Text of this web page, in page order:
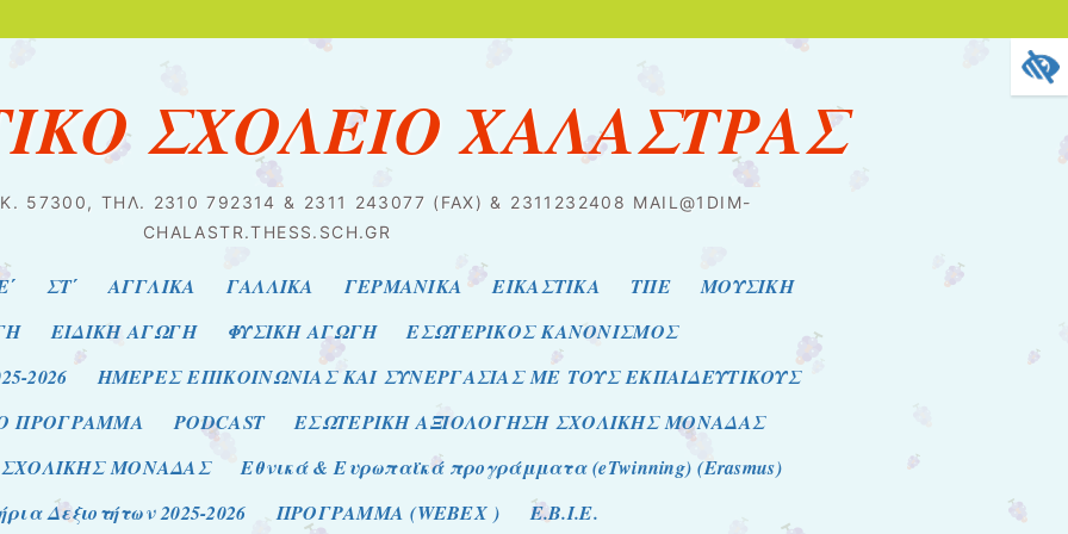
ΣΧΟΛΕΙΟ ΧΑΛΑΣΤΡΑΣ
57300, ΤΗΛ. 2310 792314 & 2311 243077 (FAX) & 2311232408 MAIL@1DIM-
CHALASTR.THESS.SCH.GR
ΣΤ΄ ΑΓΓΛΙΚΑ ΓΑΛΛΙΚΑ ΓΕΡΜΑΝΙΚΑ ΕΙΚΑΣΤΙΚΑ ΤΠΕ
ΜΟΥΣΙΚΗ
ΕΙΔΙΚΗ ΑΓΩΓΗ ΦΥΣΙΚΗ ΑΓΩΓΗ
ΕΣΩΤΕΡΙΚΟΣ ΚΑΝΟΝΙΣΜΟΣ
2026
ΗΜΕΡΕΣ ΕΠΙΚΟΙΝΩΝΙΑΣ ΚΑΙ ΣΥΝΕΡΓΑΣΙΑΣ ΜΕ ΤΟΥΣ ΕΚΠΑΙΔΕΥΤΙΚΟΥΣ
ΠΡΟΓΡΑΜΜΑ
PODCAST
ΕΣΩΤΕΡΙΚΗ ΑΞΙΟΛΟΓΗΣΗ ΣΧΟΛΙΚΗΣ ΜΟΝΑΔΑΣ
ΜΟΝΑΔΑΣ
Εθνικά & Ευρωπαϊκά προγράμματα (eTwinning) (Erasmus)
Δεξιοτήτων 2025-2026
ΠΡΟΓΡΑΜΜΑ (WEBEX ) E.B.I.E.